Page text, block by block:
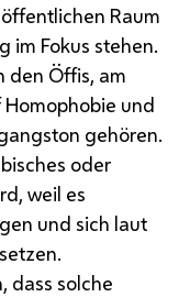
Raum
im Fokus stehen.
den Öffis, am
und
gehören.
oder
weil es
und sich laut
dass solche